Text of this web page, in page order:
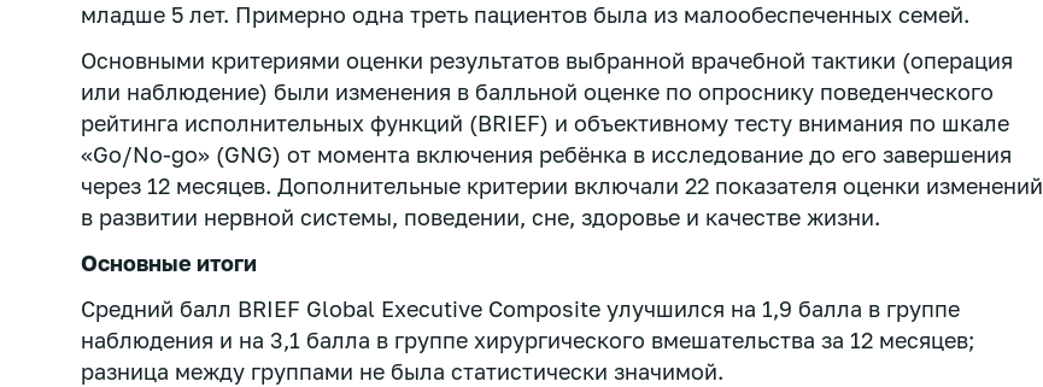
младше 5 лет. Примерно одна треть пациентов была из малообеспеченных семей.
Основными критериями оценки результатов выбранной врачебной тактики (операция
или наблюдение) были изменения в балльной оценке по опроснику поведенческого
рейтинга исполнительных функций (BRIEF) и объективному тесту внимания по шкале
«Go/No-go» (GNG) от момента включения ребёнка в исследование до его завершения
через 12 месяцев. Дополнительные критерии включали 22 показателя оценки изменений
в развитии нервной системы, поведении, сне, здоровье и качестве жизни.
Основные итоги
Средний балл BRIEF Global Executive Composite улучшился на 1,9 балла в группе
наблюдения и на 3,1 балла в группе хирургического вмешательства за 12 месяцев;
разница между группами не была статистически значимой.